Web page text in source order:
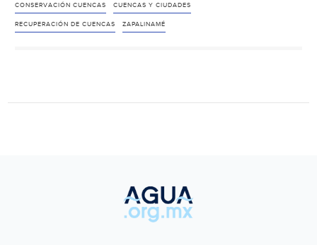
suman
más
Zapalinamé
CONSERVACIÓN CUENCAS CUENCAS Y CIUDADES
RECUPERACIÓN DE CUENCAS ZAPALINAMÉ